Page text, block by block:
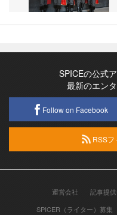
SPICEの公式
最新のエン
Follow on Facebook
RSSフ
運営会社 記事提
SPICER（ライター）募集